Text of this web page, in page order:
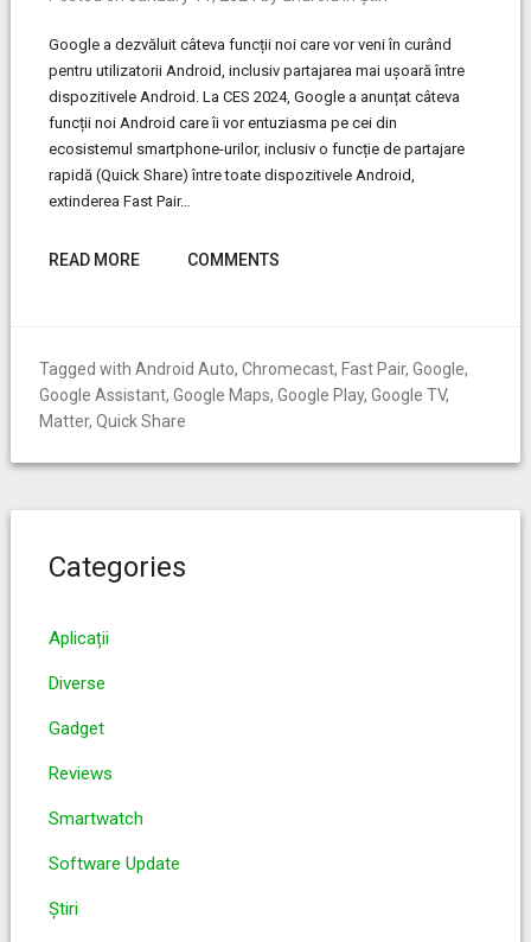
Google a dezvăluit câteva funcții noi care vor veni în curând
pentru utilizatorii Android, inclusiv partajarea mai ușoară între
dispozitivele Android. La CES 2024, Google a anunțat câteva
funcții noi Android care îi vor entuziasma pe cei din
ecosistemul smartphone-urilor, inclusiv o funcție de partajare
rapidă (Quick Share) între toate dispozitivele Android,
extinderea Fast Pair…
READ MORE COMMENTS
Tagged with Android Auto, Chromecast, Fast Pair, Google,
Google Assistant, Google Maps, Google Play, Google TV,
Matter, Quick Share
Categories
Aplicații
Diverse
Gadget
Reviews
Smartwatch
Software Update
Știri